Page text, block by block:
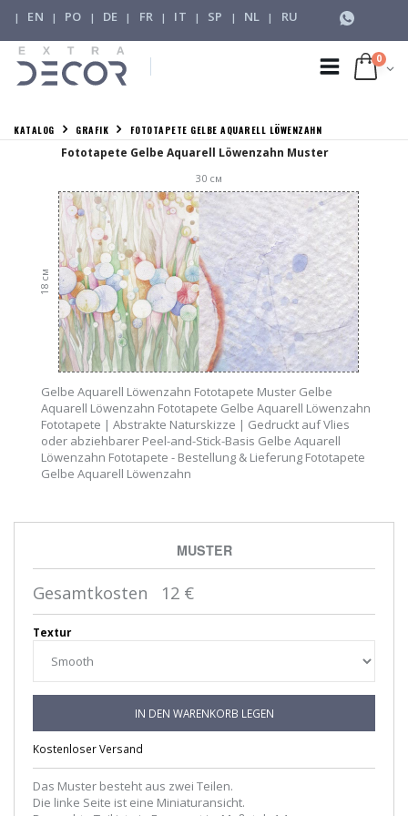
| EN | PO | DE | FR | IT | SP | NL | RU
0
KATALOG GRAFIK FOTOTAPETE GELBE AQUARELL LÖWENZAHN
Fototapete Gelbe Aquarell Löwenzahn Muster
30см
18
см
Gelbe Aquarell Löwenzahn Fototapete Muster Gelbe
Aquarell Löwenzahn Fototapete Gelbe Aquarell Löwenzahn
Fototapete | Abstrakte Naturskizze | Gedruckt auf Vlies
oder abziehbarer Peel-and-Stick-Basis Gelbe Aquarell
Löwenzahn Fototapete - Bestellung & Lieferung Fototapete
Gelbe Aquarell Löwenzahn
MUSTER
Gesamtkosten 12 €
Textur
IN DEN WARENKORB LEGEN
Kostenloser Versand
Das Muster besteht aus zwei Teilen.
Die linke Seite ist eine Miniaturansicht.